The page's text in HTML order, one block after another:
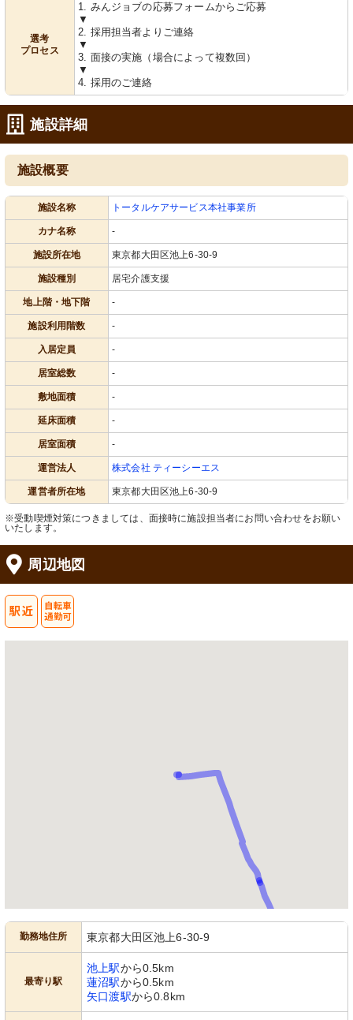
選考
プロセス
1. みんジョブの応募フォームからご応募
▼
2. 採用担当者よりご連絡
▼
3. 面接の実施（場合によって複数回）
▼
4. 採用のご連絡
施設詳細
施設概要
施設名称 トータルケアサービス本社事業所
カナ名称 -
施設所在地 東京都大田区池上6-30-9
施設種別 居宅介護支援
地上階・地下階 -
施設利用階数 -
入居定員 -
居室総数 -
敷地面積 -
延床面積 -
居室面積 -
運営法人 株式会社 ティーシーエス
運営者所在地 東京都大田区池上6-30-9
※受動喫煙対策につきましては、面接時に施設担当者にお問い合わせをお願い
いたします。
周辺地図
勤務地住所 東京都大田区池上6-30-9
最寄り駅
池上駅から0.5km
蓮沼駅から0.5km
矢口渡駅から0.8km